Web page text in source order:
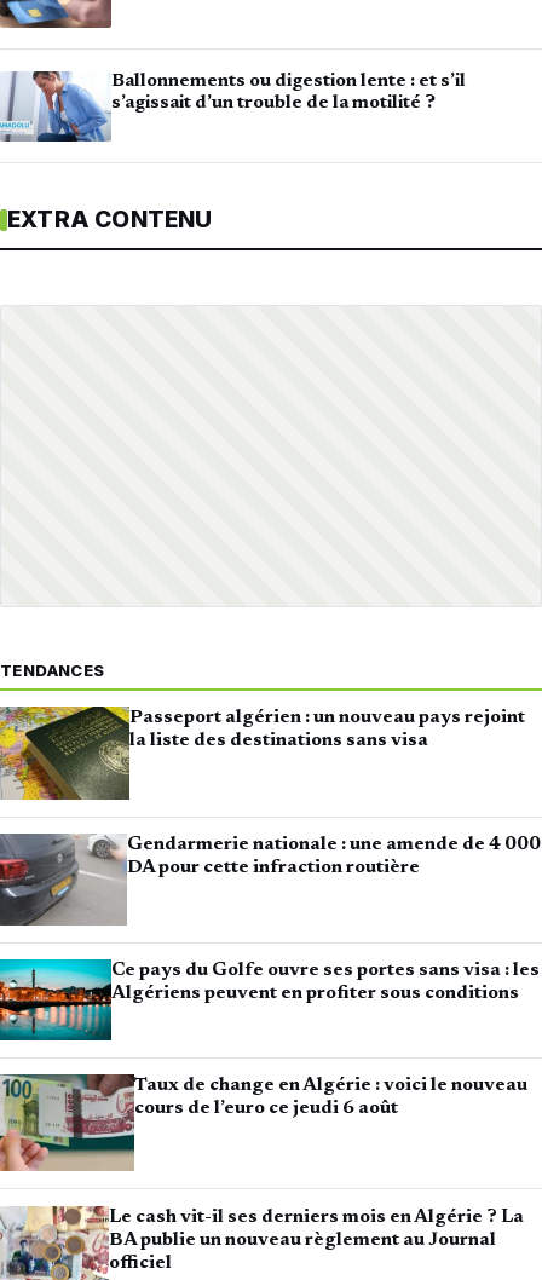
Ballonnements ou digestion lente : et s’il
s’agissait d’un trouble de la motilité ?
EXTRA CONTENU
TENDANCES
Passeport algérien : un nouveau pays rejoint
la liste des destinations sans visa
Gendarmerie nationale : une amende de 4 000
DA pour cette infraction routière
Ce pays du Golfe ouvre ses portes sans visa : les
Algériens peuvent en profiter sous conditions
Taux de change en Algérie : voici le nouveau
cours de l’euro ce jeudi 6 août
Le cash vit-il ses derniers mois en Algérie ? La
BA publie un nouveau règlement au Journal
officiel